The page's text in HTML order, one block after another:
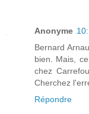
Anonyme
Bernard
bien. Mais,
chez
Cherchez
Répondre